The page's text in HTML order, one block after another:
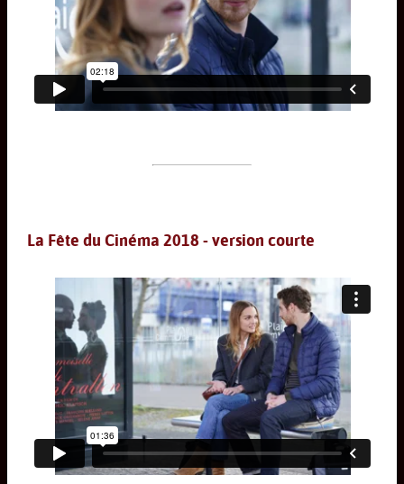
La Fête du Cinéma 2018 - version courte